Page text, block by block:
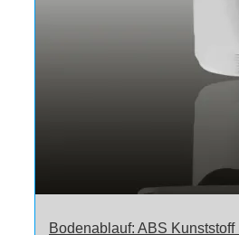
Bodenablauf: ABS